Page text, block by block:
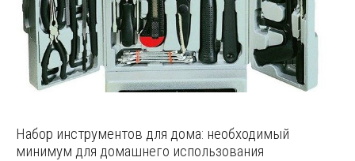
Набор инструментов для дома: необходимый
минимум для домашнего использования